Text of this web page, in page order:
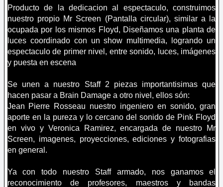
Producto de la dedicacion al espectaculo, construimos
nuestro propio Mr Screen (Pantalla circular), similar a la
ocupada por los mismos Floyd, Diseñamos una planta de
luces coordinado con un show multimedia, logrando un
espectaculo de primer nivel, entre sonido, luces, imágenes
y puesta en escena
Se unen a nuestro Staff 2 piezas importantisimas que
hacen pasar a Brain Damage a otro nivel, ellos són:
Jean Pierre Rosseau nuestro ingeniero en sonido, gran
aporte en la pureza y lo cercano del sonido de Pink Floyd
en vivo y Veronica Ramirez, encargada de nuestro Mr
Screen, imagenes, proyecciones, ediciones y fotografias
en general.
Ya con todo nuestro Staff armado, nos ganamos el
reconocimiento de profesores, maestros y bandas